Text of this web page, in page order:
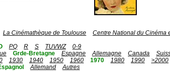
La Cinémathèque de Toulouse
Centre National du Cinéma
PQ R S TUVWZ
0-9
Grde-Bretagne Espagne Allemagne Canada
1930 1940 1950 1960 1970 1980 1990
>2000
Allemand
Autres